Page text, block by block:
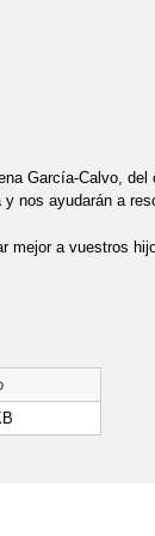
DE
27
García-Calvo, del
nos ayudarán a
mejor a vuestros